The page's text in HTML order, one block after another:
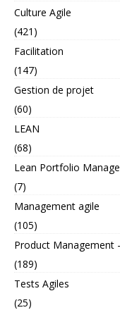
Culture Agile
(421)
Facilitation
(147)
Gestion de projet
(60)
LEAN
(68)
Lean Portfolio
(7)
Management agile
(105)
Product Management
(189)
Tests Agiles
(25)